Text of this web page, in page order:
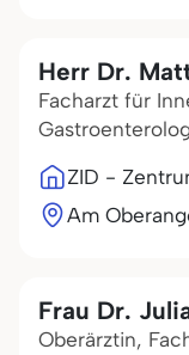
Herr Dr.
Facharzt für
ZID -
Am
Frau Dr.
Oberärztin,